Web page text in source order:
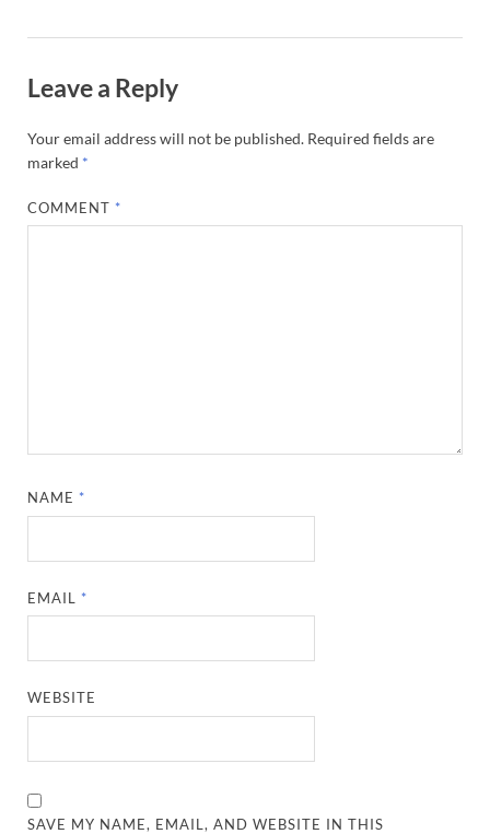
Leave a Reply
Your email address will not be published. Required fields are
marked *
COMMENT *
NAME *
EMAIL *
WEBSITE
SAVE MY NAME, EMAIL, AND WEBSITE IN THIS